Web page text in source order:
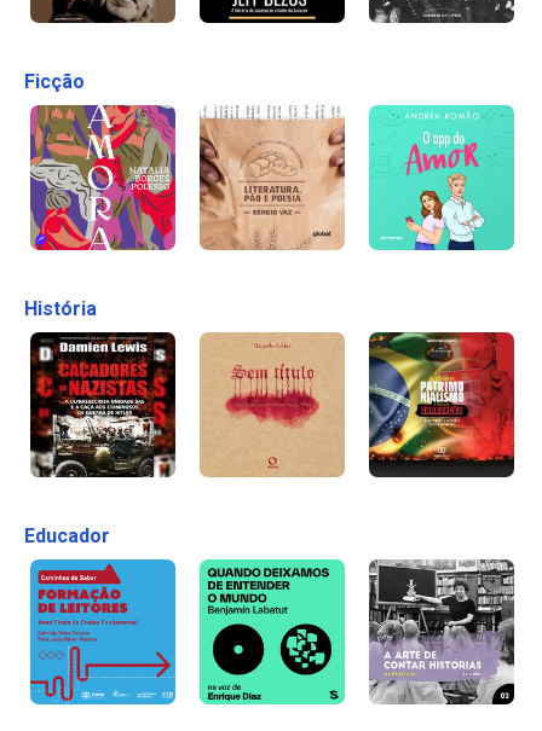
Ficção
História
Educador